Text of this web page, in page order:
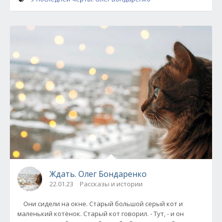
Ждать. Олег Бондаренко
22.01.23 Рассказы и истории
Они сидели на окне. Старый большой серый кот и
маленький котёнок. Старый кот говорил. - Тут, - и он